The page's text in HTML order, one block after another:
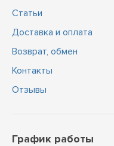
Статьи
Доставка и оплата
Возврат, обмен
Контакты
Отзывы
График работы